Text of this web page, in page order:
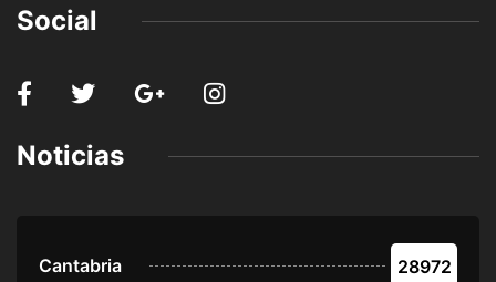
Social
Noticias
Cantabria 28972